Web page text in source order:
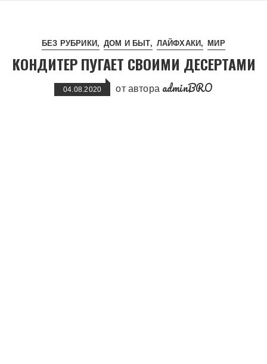
БЕЗ РУБРИКИ ДОМ И БЫТ ЛАЙФХАКИ МИР
КОНДИТЕР ПУГАЕТ СВОИМИ ДЕСЕРТАМИ
04.08.2020 от автора adminBRO